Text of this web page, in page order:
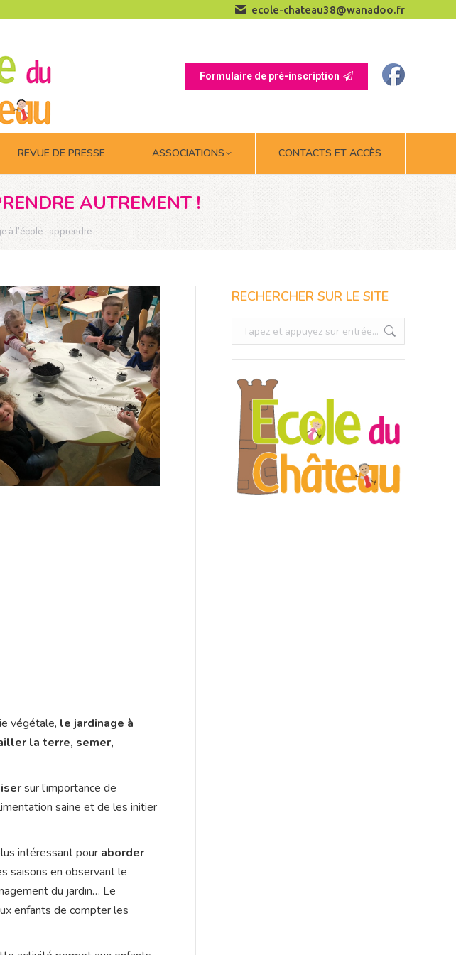
ecole-chateau38@wanadoo.fr
Formulaire de pré-inscription
REVUE DE PRESSE ASSOCIATIONS CONTACTS ET ACCÈS
AUTREMENT !
à l’école : apprendre…
végétale, le jardinage à
la terre, semer,
sur l’importance de
saine et de les initier
intéressant pour aborder
saisons en observant le
du jardin… Le
enfants de compter les
RECHERCHER SUR LE SITE
Recherche
:
REVUE DE PRESSE ASSOCIATIONS CONTACTS ET ACCÈS